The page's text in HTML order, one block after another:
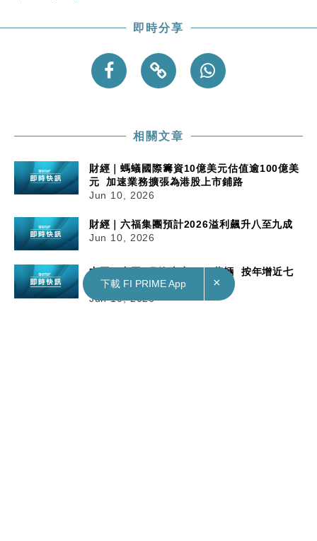
即時分享
相關文章
財經｜螞蟻國際籌資10億美元估值逾100億美
元 加速業務擴張為港股上市鋪路
Jun 10, 2026
財經｜六福集團預計2026溢利飆升八至九成
Jun 10, 2026
中國｜中國5月汽車出口93萬輛 按年增近七
Jun 10, 2026
下載 FI PRIME App ×